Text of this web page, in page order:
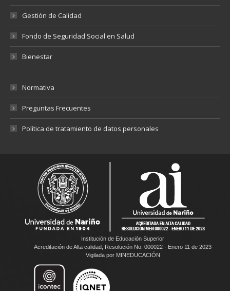
Gestión de Calidad
Fondo de Seguridad Social en Salud
Bienestar
Normativa
Preguntas Frecuentes
Política de tratamiento de datos personales
Institución de Educación Superior
Acreditación de Alta calidad, Resolución No. 000022 - Enero 11 de 2023
Vigilada por MINEDUCACIÓN